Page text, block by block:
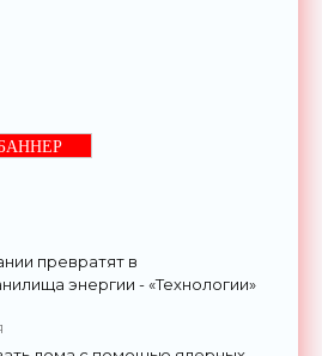
превратят в
энергии - «Технологии»